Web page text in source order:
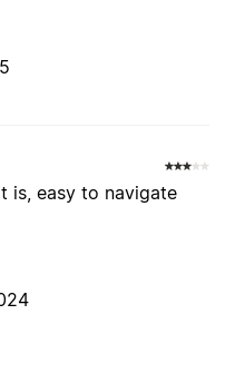
is, easy to navigate